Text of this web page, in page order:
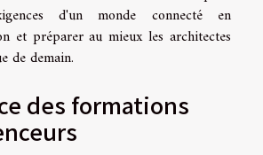
d'un monde connecté en
et préparer au mieux les architectes
de demain.
des formations